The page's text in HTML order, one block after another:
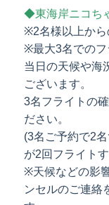
◆東海岸ニコち
※2名様以上から
※最大3名でのフ
当日の天候や海
ございます。
3名フライトの
ださい。
(3名ご予約で2
が2回フライト
※天候などの影
ンセルのご連絡